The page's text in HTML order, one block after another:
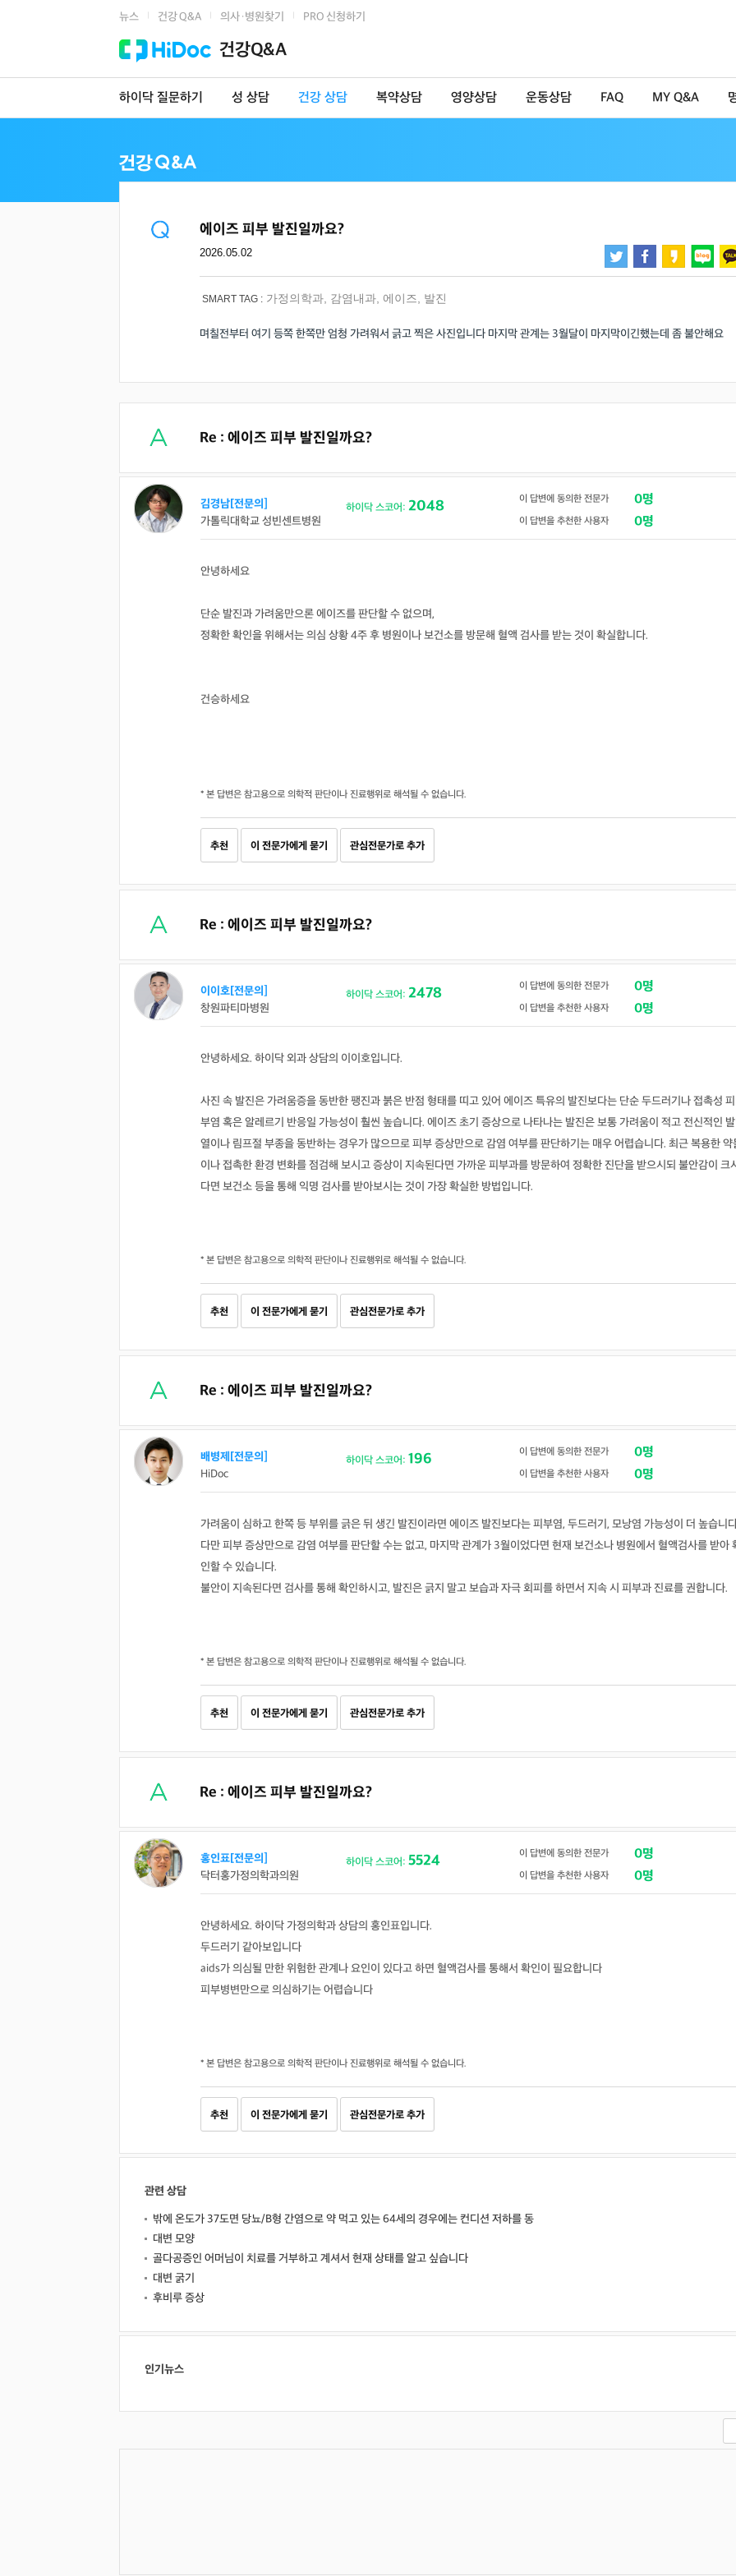
뉴스 건강 Q&A 의사·병원찾기 PRO 신청하기
건강Q&A
하이닥 질문하기 성 상담 건강 상담 복약상담 영양상담 운동상담 FAQ MY Q&A
에이즈 피부 발진일까요?
2026.05.02
SMART TAG : 가정의학과 감염내과 에이즈 발진
며칠전부터 여기 등쪽 한쪽만 엄청 가려워서 긁고 찍은 사진입니다 마지막 관계는 3월달이 마지막이긴했는데 좀 불안해요
Re : 에이즈 피부 발진일까요?
김경남[전문의]
가톨릭대학교 성빈센트병원
하이닥 스코어: 2048 이 답변에 동의한 전문가 0명
이 답변을 추천한 사용자 0명
안녕하세요
단순 발진과 가려움만으론 에이즈를 판단할 수 없으며,
정확한 확인을 위해서는 의심 상황 4주 후 병원이나 보건소를 방문해 혈액 검사를 받는 것이 확실합니다.
건승하세요
* 본 답변은 참고용으로 의학적 판단이나 진료행위로 해석될 수 없습니다.
추천 이 전문가에게 묻기 관심전문가로 추가
Re : 에이즈 피부 발진일까요?
이이호[전문의]
창원파티마병원
하이닥 스코어: 2478 이 답변에 동의한 전문가 0명
이 답변을 추천한 사용자 0명
안녕하세요. 하이닥 외과 상담의 이이호입니다.
사진 속 발진은 가려움증을 동반한 팽진과 붉은 반점 형태를 띠고 있어 에이즈 특유의 발진보다는 단순 두드러기나 접촉성 피
부염 혹은 알레르기 반응일 가능성이 훨씬 높습니다. 에이즈 초기 증상으로 나타나는 발진은 보통 가려움이 적고 전신적인 발
열이나 림프절 부종을 동반하는 경우가 많으므로 피부 증상만으로 감염 여부를 판단하기는 매우 어렵습니다. 최근 복용한 약
이나 접촉한 환경 변화를 점검해 보시고 증상이 지속된다면 가까운 피부과를 방문하여 정확한 진단을 받으시되 불안감이 크
다면 보건소 등을 통해 익명 검사를 받아보시는 것이 가장 확실한 방법입니다.
* 본 답변은 참고용으로 의학적 판단이나 진료행위로 해석될 수 없습니다.
추천 이 전문가에게 묻기 관심전문가로 추가
Re : 에이즈 피부 발진일까요?
배병제[전문의]
HiDoc
하이닥 스코어: 196 이 답변에 동의한 전문가 0명
이 답변을 추천한 사용자 0명
가려움이 심하고 한쪽 등 부위를 긁은 뒤 생긴 발진이라면 에이즈 발진보다는 피부염, 두드러기, 모낭염 가능성이 더 높습니
다만 피부 증상만으로 감염 여부를 판단할 수는 없고, 마지막 관계가 3월이었다면 현재 보건소나 병원에서 혈액검사를 받아
인할 수 있습니다.
불안이 지속된다면 검사를 통해 확인하시고, 발진은 긁지 말고 보습과 자극 회피를 하면서 지속 시 피부과 진료를 권합니다.
* 본 답변은 참고용으로 의학적 판단이나 진료행위로 해석될 수 없습니다.
추천 이 전문가에게 묻기 관심전문가로 추가
Re : 에이즈 피부 발진일까요?
홍인표[전문의]
닥터홍가정의학과의원
하이닥 스코어: 5524 이 답변에 동의한 전문가 0명
이 답변을 추천한 사용자 0명
안녕하세요. 하이닥 가정의학과 상담의 홍인표입니다.
두드러기 같아보입니다
aids가 의심될 만한 위험한 관계나 요인이 있다고 하면 혈액검사를 통해서 확인이 필요합니다
피부병변만으로 의심하기는 어렵습니다
* 본 답변은 참고용으로 의학적 판단이나 진료행위로 해석될 수 없습니다.
추천 이 전문가에게 묻기 관심전문가로 추가
관련 상담
밖에 온도가 37도면 당뇨/B형 간염으로 약 먹고 있는 64세의 경우에는 컨디션 저하를 동
대변 모양
골다공증인 어머님이 치료를 거부하고 계셔서 현재 상태를 알고 싶습니다
대변 굵기
후비루 증상
인기뉴스